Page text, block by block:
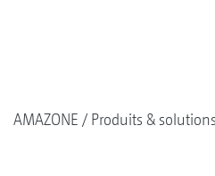
AMAZONE Produits &